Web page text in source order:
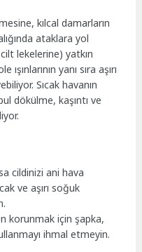
kılcal damarların
ataklara yol
lekelerine) yatkın
yanı sıra aşırı
Sıcak havanın
dökülme, kaşıntı ve
cildinizi ani hava
ve aşırı soğuk
korunmak için şapka,
ihmal etmeyin.